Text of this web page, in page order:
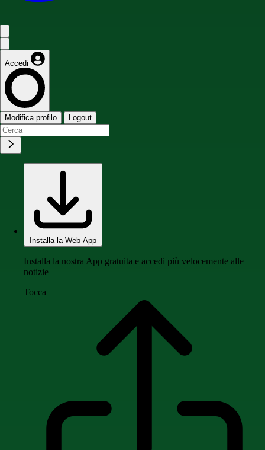
Accedi
Modifica profilo Logout
Installa la Web App
Installa la nostra App gratuita e accedi più velocemente alle
notizie
Tocca